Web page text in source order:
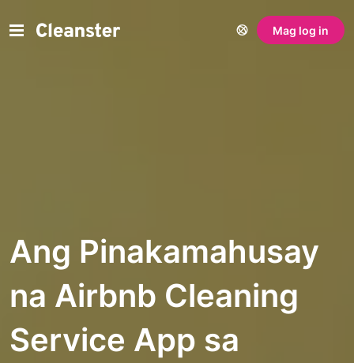
Mag log in
Ang Pinakamahusay
na Airbnb Cleaning
Service App sa